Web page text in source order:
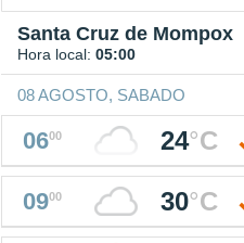
Santa Cruz de Mompox
Hora local: 05:00
08 AGOSTO, SABADO
0600 24°C
0900 30°C